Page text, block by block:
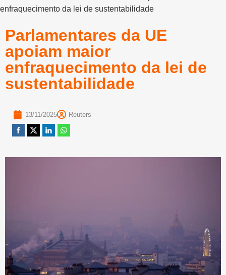
enfraquecimento da lei de sustentabilidade
Parlamentares da UE
apoiam maior
enfraquecimento da lei de
sustentabilidade
13/11/2025 Reuters